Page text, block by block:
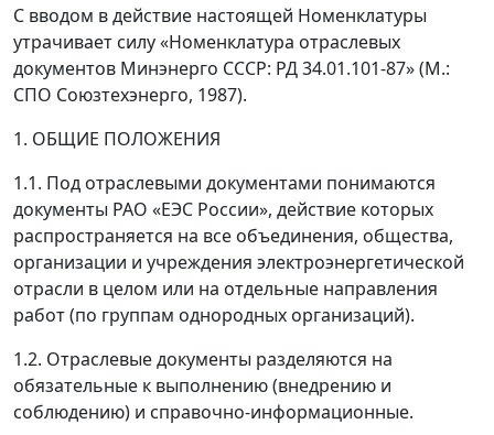
С вводом в действие настоящей Номенклатуры
утрачивает силу «Номенклатура отраслевых
документов Минэнерго СССР: РД 34.01.101-87» (М.:
СПО Союзтехэнерго, 1987).
1. ОБЩИЕ ПОЛОЖЕНИЯ
1.1. Под отраслевыми документами понимаются
документы РАО «ЕЭС России», действие которых
распространяется на все объединения, общества,
организации и учреждения электроэнергетической
отрасли в целом или на отдельные направления
работ (по группам однородных организаций).
1.2. Отраслевые документы разделяются на
обязательные к выполнению (внедрению и
соблюдению) и справочно-информационные.